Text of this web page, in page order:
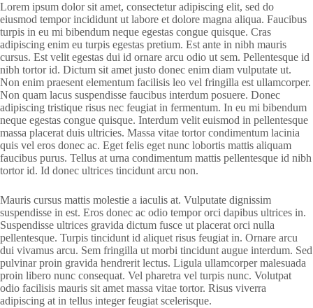
Lorem ipsum dolor sit amet, consectetur adipiscing elit, sed do
eiusmod tempor incididunt ut labore et dolore magna aliqua. Faucibus
turpis in eu mi bibendum neque egestas congue quisque. Cras
adipiscing enim eu turpis egestas pretium. Est ante in nibh mauris
cursus. Est velit egestas dui id ornare arcu odio ut sem. Pellentesque id
nibh tortor id. Dictum sit amet justo donec enim diam vulputate ut.
Non enim praesent elementum facilisis leo vel fringilla est ullamcorper.
Non quam lacus suspendisse faucibus interdum posuere. Donec
adipiscing tristique risus nec feugiat in fermentum. In eu mi bibendum
neque egestas congue quisque. Interdum velit euismod in pellentesque
massa placerat duis ultricies. Massa vitae tortor condimentum lacinia
quis vel eros donec ac. Eget felis eget nunc lobortis mattis aliquam
faucibus purus. Tellus at urna condimentum mattis pellentesque id nibh
tortor id. Id donec ultrices tincidunt arcu non.
Mauris cursus mattis molestie a iaculis at. Vulputate dignissim
suspendisse in est. Eros donec ac odio tempor orci dapibus ultrices in.
Suspendisse ultrices gravida dictum fusce ut placerat orci nulla
pellentesque. Turpis tincidunt id aliquet risus feugiat in. Ornare arcu
dui vivamus arcu. Sem fringilla ut morbi tincidunt augue interdum. Sed
pulvinar proin gravida hendrerit lectus. Ligula ullamcorper malesuada
proin libero nunc consequat. Vel pharetra vel turpis nunc. Volutpat
odio facilisis mauris sit amet massa vitae tortor. Risus viverra
adipiscing at in tellus integer feugiat scelerisque.